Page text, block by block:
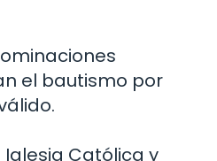
el bautismo por
Católica y